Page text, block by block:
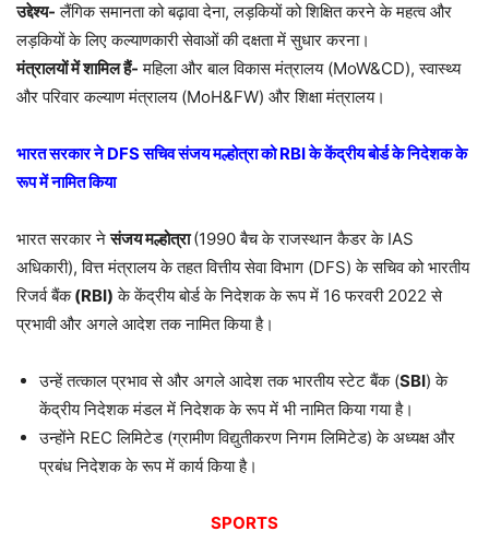
उद्देश्य- लैंगिक समानता को बढ़ावा देना, लड़कियों को शिक्षित करने के महत्व और
लड़कियों के लिए कल्याणकारी सेवाओं की दक्षता में सुधार करना।
मंत्रालयों में शामिल हैं- महिला और बाल विकास मंत्रालय (MoW&CD), स्वास्थ्य
और परिवार कल्याण मंत्रालय (MoH&FW) और शिक्षा मंत्रालय।
भारत सरकार ने DFS सचिव संजय मल्होत्रा को RBI के केंद्रीय बोर्ड के निदेशक के
रूप में नामित किया
भारत सरकार नेसंजय मल्होत्रा(1990 बैच के राजस्थान कैडर के IAS
अधिकारी), वित्त मंत्रालय के तहत वित्तीय सेवा विभाग (DFS) के सचिव को भारतीय
रिजर्व बैंक(RBI) के केंद्रीय बोर्ड के निदेशक के रूप में 16 फरवरी 2022 से
प्रभावी और अगले आदेश तक नामित किया है।
उन्हें तत्काल प्रभाव से और अगले आदेश तक भारतीय स्टेट बैंक (SBI) के
केंद्रीय निदेशक मंडल में निदेशक के रूप में भी नामित किया गया है।
उन्होंने REC लिमिटेड (ग्रामीण विद्युतीकरण निगम लिमिटेड) के अध्यक्ष और
प्रबंध निदेशक के रूप में कार्य किया है।
SPORTS